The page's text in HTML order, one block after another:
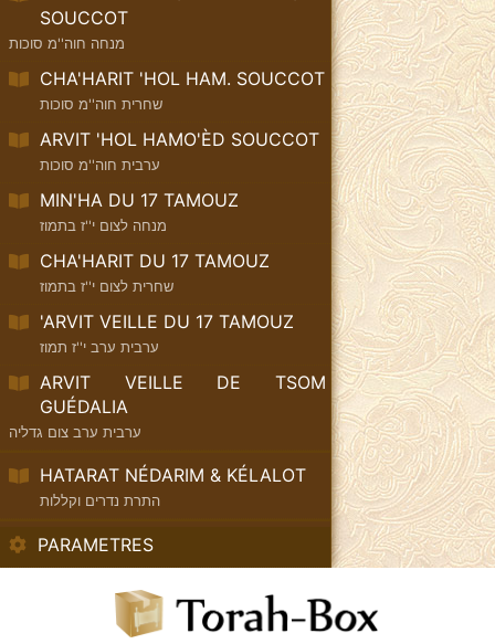
SOUCCOT
מנחה חוה''מ סוכות
CHA'HARIT 'HOL HAM. SOUCCOT
שחרית חוה''מ סוכות
ARVIT 'HOL HAMO'ÈD SOUCCOT
ערבית חוה''מ סוכות
MIN'HA DU 17 TAMOUZ
מנחה לצום י''ז בתמוז
CHA'HARIT DU 17 TAMOUZ
שחרית לצום י''ז בתמוז
'ARVIT VEILLE DU 17 TAMOUZ
ערבית ערב י''ז תמוז
ARVIT VEILLE DE TSOM
GUÉDALIA
ערבית ערב צום גדליה
HATARAT NÉDARIM & KÉLALOT
התרת נדרים וקללות
PARAMETRES